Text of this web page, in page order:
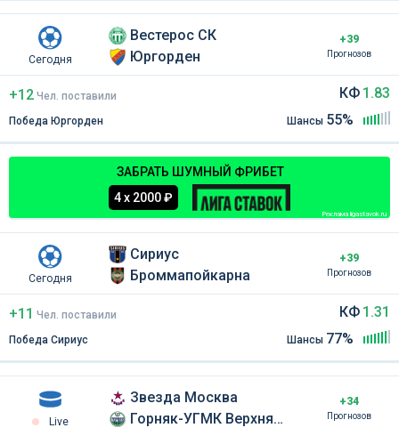
Сегодня
Вестерос СК
Юргорден
+39
Прогнозов
+12 Чел поставили
Победа Юргорден
КФ 1.83
Шансы 55%
ЗАБРАТЬ ШУМНЫЙ ФРИБЕТ
4 х 2000 ₽
Реклама ligastavok.ru
Сегодня
Сириус
Броммапойкарна
+39
Прогнозов
+11 Чел поставили
Победа Сириус
КФ 1.31
Шансы 77%
Live
Звезда Москва
Горняк-УГМК Верхняя Пышма
+34
Прогнозов